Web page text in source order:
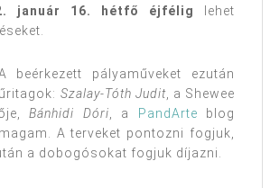
január 16. hétfő éjfélig
lehet
beérkezett pályaműveket ezután
Szalay-Tóth Judit, a Shewee
Bánhidi Dóri, a PandArte blog
A terveket pontozni fogjuk,
a dobogósokat fogjuk díjazni.